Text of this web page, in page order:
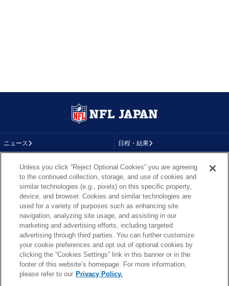
ニュース 日程・結果
コラム テレビ
画像
チーム 順位表
選手成績 About NFL
More NFL 特集
TOP お問い合わせ
Unless you click “Reject Optional Cookies” you are agreeing
to the continued collection, storage, and use of cookies and
similar technologies (e.g., pixels) on this specific property,
device, and browser. Cookies and similar technologies are
used for a variety of purposes such as enhancing site
navigation, analyzing site usage, and assisting in our
marketing and advertising efforts, including targeted
advertising through third parties. You can further customize
your cookie preferences and opt out of optional cookies by
clicking the “Cookies Settings” link in this banner or in the
footer of this website’s homepage. For more information,
please refer to our Privacy Policy.